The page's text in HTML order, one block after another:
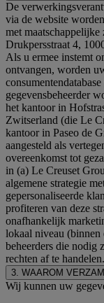
De
via de website
met
Drukpersstraat 4,
Als u ermee instemt
ontvangen, worden
gegevensbeheerder
het kantoor in
Zwitserland (die Le
kantoor in Paseo de
aangesteld als
overeenkomst tot
in (a) Le Creuset
algemene strategie
gepersonaliseerde
profiteren van deze
onafhankelijk
lokaal niveau (binnen
beheerders die nodig
rechten af te handelen.
3. WAAROM
Wij kunnen uw